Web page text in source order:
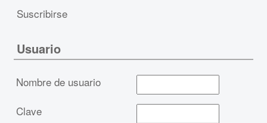
Suscribirse
Usuario
Nombre de usuario
Clave